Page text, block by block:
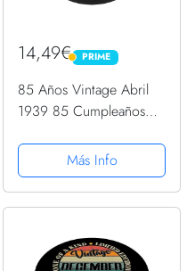
14,49€ PRIME
PRIME
85 Años Vintage Abril
1939 85 Cumpleaños
PopGrip Intercambiable
Más Info